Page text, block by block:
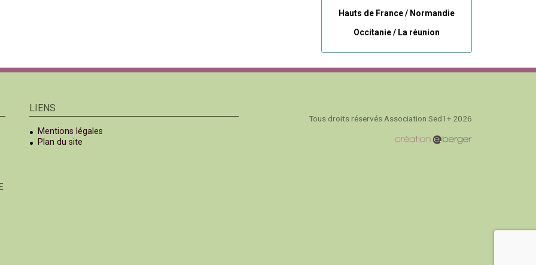
Hauts de France / Normandie
Occitanie / La réunion
LIENS
Mentions légales
Plan du site
Tous droits réservés Association Sed1+ 2026